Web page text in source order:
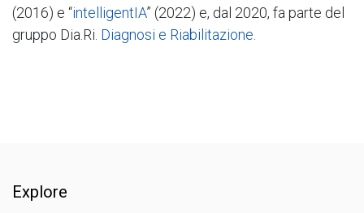
(2016) e “intelligentIA” (2022) e, dal 2020, fa parte del
gruppo Dia.Ri. Diagnosi e Riabilitazione
Explore